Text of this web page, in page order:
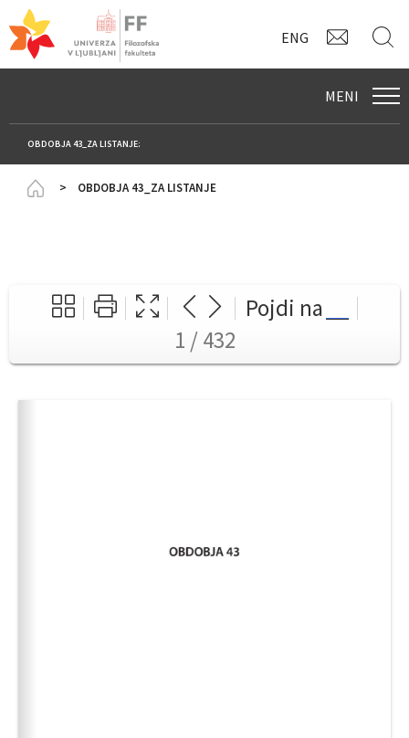
ENG
MENI
OBDOBJA 43_ZA LISTANJE:
HomepageOBDOBJA 43_ZA LISTANJE
Pojdi na
1 / 432